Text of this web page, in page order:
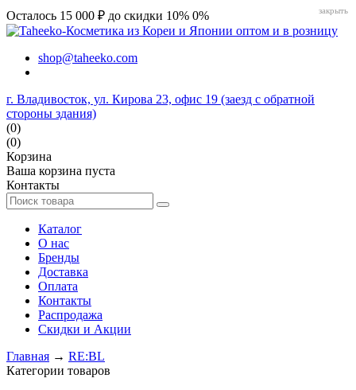
Осталось 15 000 ₽ до скидки 10% 0%
shop@taheeko.com
г. Владивосток, ул. Кирова 23, офис 19 (заезд с обратной
стороны здания)
(0)
(0)
Корзина
Ваша корзина пуста
Контакты
Каталог
О нас
Бренды
Доставка
Оплата
Контакты
Распродажа
Скидки и Акции
Главная → RE:BL
Категории товаров
закрыть